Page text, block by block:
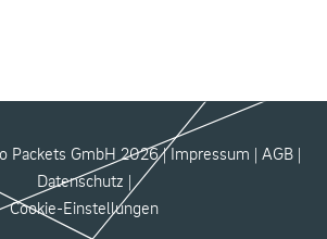
Packets GmbH 2026 |Impressum | AGB |
Datenschutz |
Cookie-Einstellungen